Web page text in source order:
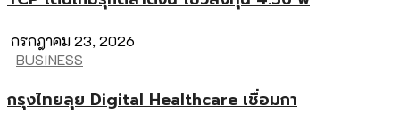
กรกฎาคม 23, 2026
BUSINESS
กรุงไทยลุย Digital Healthcare เชื่อมกา